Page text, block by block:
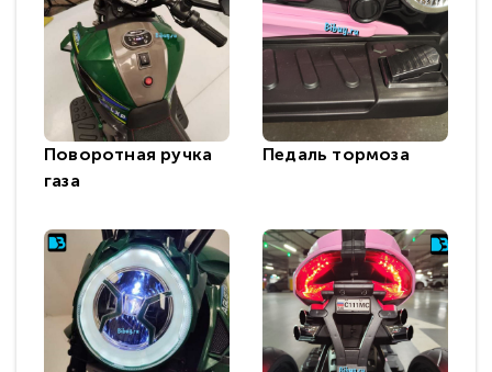
Поворотная ручка
газа
Педаль тормоза